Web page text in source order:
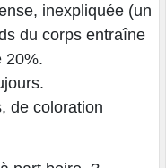
inexpliquée (un
du corps entraîne
20%.
de coloration